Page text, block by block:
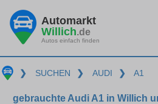
Automarkt
Willich.de
Autos einfach finden
❯ SUCHEN ❯ AUDI ❯ A1
gebrauchte Audi A1 in Willich